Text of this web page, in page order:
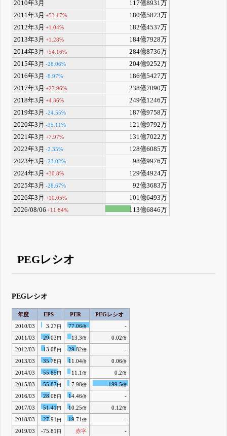
2010年3月
117億8931万
2011年3月 +53.17%
180億5823万
2012年3月 +1.04%
182億4537万
2013年3月 +1.28%
184億7928万
2014年3月 +54.16%
284億8736万
2015年3月 -28.06%
204億9252万
2016年3月 -8.97%
186億5427万
2017年3月 +27.96%
238億7090万
2018年3月 +4.36%
249億1246万
2019年3月 -24.55%
187億9758万
2020年3月 -35.11%
121億9792万
2021年3月 +7.97%
131億7022万
2022年3月 -2.35%
128億6085万
2023年3月 -23.02%
98億9976万
2024年3月 +30.8%
129億4924万
2025年3月 -28.67%
92億3683万
2026年3月 +10.05%
101億6493万
2026/08/06 +11.84% 113億6846万
PEGレシオ
PEGレシオ
年度 EPS PER
PEGレシオ
2010/03
3.27円 77.06倍
-
2011/03
29.03 円 13.3倍 0.02倍
2012/03 13.08 円 29.82倍
-
2013/03
35.78 円 11.04倍 0.06倍
2014/03 55.85円 11.1倍 0.2倍
2015/03 55.87円 7.98倍 199.5倍
2016/03 28.08 円 14.46倍
-
2017/03
51.41円 10.25倍 0.12倍
2018/03 27.91 円 19.71倍
-
2019/03
-75.81 円 赤字
-